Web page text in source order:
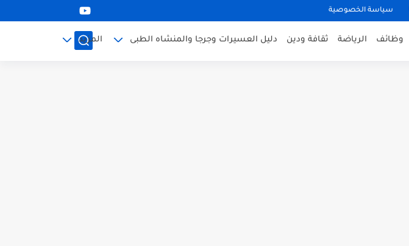
سياسة الخصوصية
وظائف الرياضة ثقافة ودين دليل العسيرات وجرجا والمنشاه الطبى المزيد